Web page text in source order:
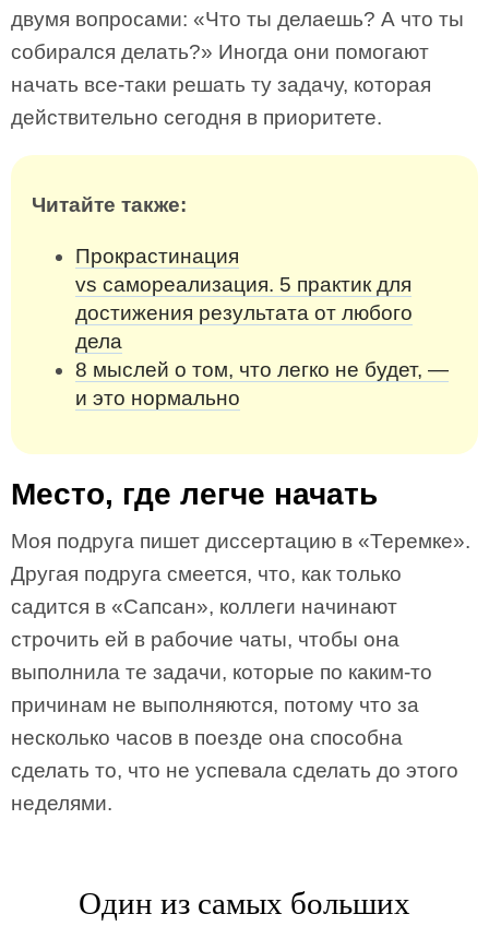
двумя вопросами: «Что ты делаешь? А что ты
собирался делать?» Иногда они помогают
начать все-таки решать ту задачу, которая
действительно сегодня в приоритете.
Читайте также:
Прокрастинация
vs самореализация. 5 практик для
достижения результата от любого
дела
8 мыслей о том, что легко не будет, —
и это нормально
Место, где легче начать
Моя подруга пишет диссертацию в «Теремке».
Другая подруга смеется, что, как только
садится в «Сапсан», коллеги начинают
строчить ей в рабочие чаты, чтобы она
выполнила те задачи, которые по каким-то
причинам не выполняются, потому что за
несколько часов в поезде она способна
сделать то, что не успевала сделать до этого
неделями.
Один из самых больших